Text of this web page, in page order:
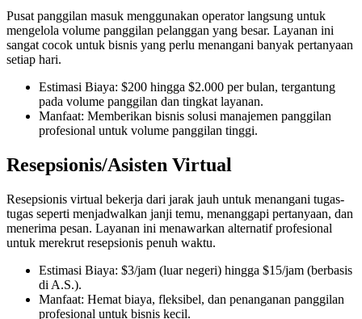
Pusat panggilan masuk menggunakan operator langsung untuk
mengelola volume panggilan pelanggan yang besar. Layanan ini
sangat cocok untuk bisnis yang perlu menangani banyak pertanyaan
setiap hari.
Estimasi Biaya: $200 hingga $2.000 per bulan, tergantung
pada volume panggilan dan tingkat layanan.
Manfaat: Memberikan bisnis solusi manajemen panggilan
profesional untuk volume panggilan tinggi.
Resepsionis/Asisten Virtual
Resepsionis virtual bekerja dari jarak jauh untuk menangani tugas-
tugas seperti menjadwalkan janji temu, menanggapi pertanyaan, dan
menerima pesan. Layanan ini menawarkan alternatif profesional
untuk merekrut resepsionis penuh waktu.
Estimasi Biaya: $3/jam (luar negeri) hingga $15/jam (berbasis
di A.S.).
Manfaat: Hemat biaya, fleksibel, dan penanganan panggilan
profesional untuk bisnis kecil.